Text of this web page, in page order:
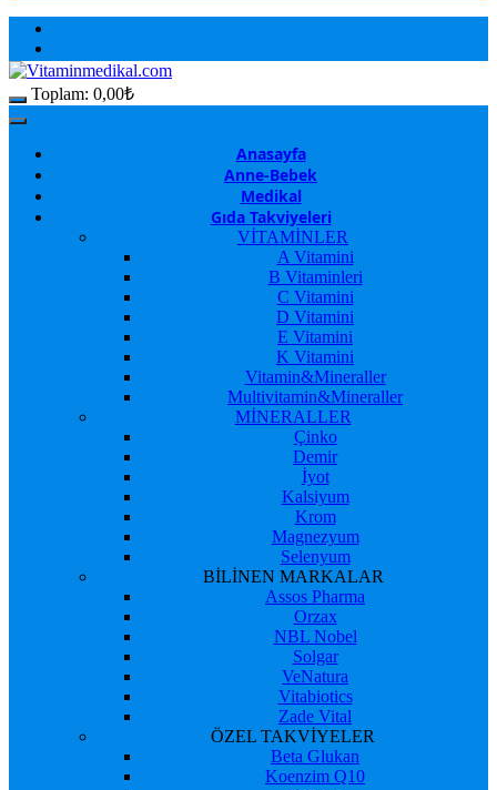
Toplam: 0,00₺
Anasayfa
Anne-Bebek
Medikal
Gıda Takviyeleri
VİTAMİNLER
A Vitamini
B Vitaminleri
C Vitamini
D Vitamini
E Vitamini
K Vitamini
Vitamin&Mineraller
Multivitamin&Mineraller
MİNERALLER
Çinko
Demir
İyot
Kalsiyum
Krom
Magnezyum
Selenyum
BİLİNEN MARKALAR
Assos Pharma
Orzax
NBL Nobel
Solgar
VeNatura
Vitabiotics
Zade Vital
ÖZEL TAKVİYELER
Beta Glukan
Koenzim Q10